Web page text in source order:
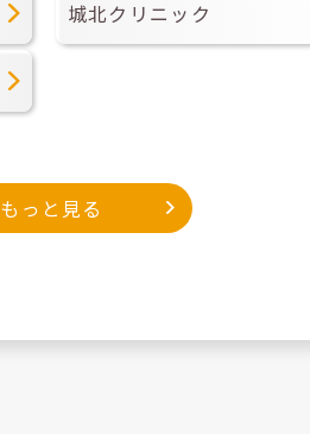
城北クリニック
もっと見る